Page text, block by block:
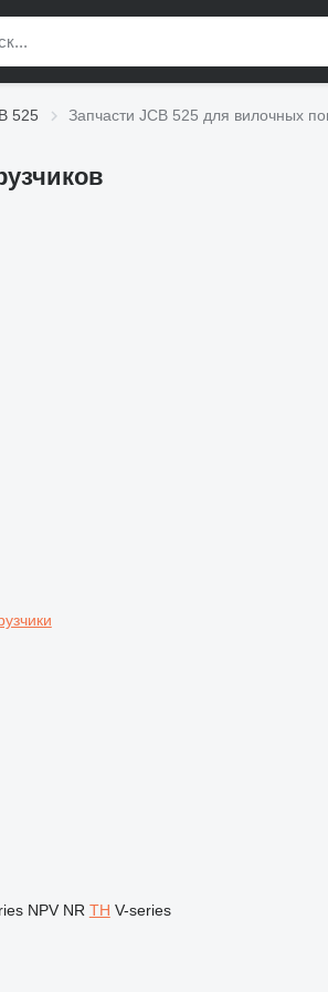
525 Запчасти JCB 525 для вилочных
NPV NR TH V-series